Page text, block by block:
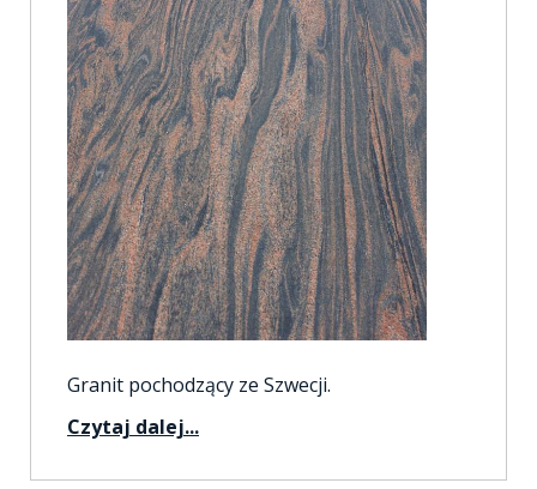
Granit pochodzący ze Szwecji.
Czytaj dalej...